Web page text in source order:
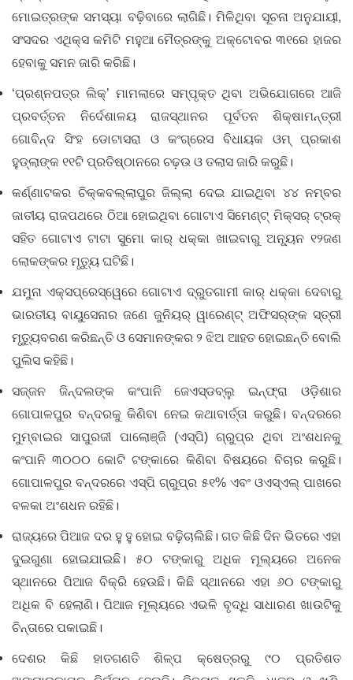
ମୋଇତ୍ରଙ୍କ ସମସ୍ୟା ବଢ଼ିବାରେ ଲାଗିଛି। ମିଳିଥିବା ସୂଚନା ଅନୁଯାୟୀ,
ସଂସଦର ଏଥିକ୍ସ କମିଟି ମହୁଆ ମୈତ୍ରଙ୍କୁ ଅକ୍ଟୋବର ୩୧ରେ ହାଜର
ହେବାକୁ ସମନ ଜାରି କରିଛି।
‘ପ୍ରଶ୍ନପତ୍ର ଲିକ୍‌’ ମାମଲାରେ ସମ୍ପୃକ୍ତ ଥିବା ଅଭିଯୋଗରେ ଆଜି
ପ୍ରବର୍ତ୍ତନ ନିର୍ଦେଶାଳୟ ରାଜସ୍ଥାନର ପୂର୍ବତନ ଶିକ୍ଷାମନ୍ତ୍ରୀ
ଗୋବିନ୍ଦ ସିଂହ ଡୋଟାସରା ଓ କଂଗ୍ରେସ ବିଧାୟକ ଓମ୍‌ ପ୍ରକାଶ
ହୁଡ୍‌ଲାଙ୍କ ୧୧ଟି ପ୍ରତିଷ୍ଠାନରେ ଚଢ଼ଉ ଓ ତଲାସ ଜାରି କରୁଛି।
କର୍ଣ୍ଣାଟକର ଚିକ୍କବଲ୍ଲାପୁର ଜିଲ୍ଲା ଦେଇ ଯାଇଥିବା ୪୪ ନମ୍ବର
ଜାତୀୟ ରାଜପଥରେ ଠିଆ ହୋଇଥିବା ଗୋଟାଏ ସିମେଣ୍ଟ୍‌ ମିକ୍ସର୍‌ ଟ୍ରକ୍‌
ସହିତ ଗୋଟାଏ ଟାଟା ସୁମୋ କାର୍‌ ଧକ୍କା ଖାଇବାରୁ ଅନ୍ୟୂନ ୧୨ଜଣ
ଲୋକଙ୍କର ମୃତ୍ୟୁ ଘଟିଛି।
ଯମୁନା ଏକ୍ସପ୍ରେସ୍‌ୱେରେ ଗୋଟାଏ ଦ୍ରୁତଗାମୀ କାର୍‌ ଧକ୍କା ଦେବାରୁ
ଭାରତୀୟ ବାୟୁସେନାର ଜଣେ ଜୁନିୟର୍‌ ୱାରେଣ୍ଟ୍‌ ଅଫିସର୍‌ଙ୍କ ସ୍ତ୍ରୀ
ମୃତ୍ୟୁବରଣ କରିଛନ୍ତି ଓ ସେମାନଙ୍କର ୨ ଝିଅ ଆହତ ହୋଇଛନ୍ତି ବୋଲି
ପୁଲିସ କହିଛି।
ସଜ୍ଜନ ଜିନ୍ଦଲଙ୍କ କଂପାନି ଜେଏସ୍‌ଡବ୍ଲୁ ଇନ୍‌ଫ୍ରା ଓଡ଼ିଶାର
ଗୋପାଳପୁର ବନ୍ଦରକୁ କିଣିବା ନେଇ କଥାବାର୍ତ୍ତା କରୁଛି। ବନ୍ଦରରେ
ମୁମ୍ବାଇର ସାପୁରଜୀ ପାଲୋଞ୍ଜି (ଏସ୍‌ପି) ଗ୍ରୁପ୍‌ର ଥିବା ଅଂଶଧନକୁ
କଂପାନି ୩୦୦୦ କୋଟି ଟଙ୍କାରେ କିଣିବା ବିଷୟରେ ବିଚାର କରୁଛି।
ଗୋପାଳପୁର ବନ୍ଦରରେ ଏସ୍‌ପି ଗ୍ରୁପ୍‌ର ୫୧% ଏବଂ ଓଏସ୍‌ଏଲ୍‌ ପାଖରେ
ବଳକା ଅଂଶଧନ ରହିଛି।
ରାଜ୍ୟରେ ପିଆଜ ଦର ହୁ ହୁ ହୋଇ ବଢ଼ିଚାଲିଛି। ଗତ କିଛି ଦିନ ଭିତରେ ଏହା
ଦୁଇଗୁଣା ହୋଇଯାଇଛି। ୫୦ ଟଙ୍କାରୁ ଅଧିକ ମୂଲ୍ୟରେ ଅନେକ
ସ୍ଥାନରେ ପିଆଜ ବିକ୍ରି ହେଉଛି। କିଛି ସ୍ଥାନରେ ଏହା ୬୦ ଟଙ୍କାରୁ
ଅଧିକ ବି ହେଲାଣି। ପିଆଜ ମୂଲ୍ୟରେ ଏଭଳି ବୃଦ୍ଧି ସାଧାରଣ ଖାଉଟିକୁ
ଚିନ୍ତାରେ ପକାଇଛି।
ଦେଶର କିଛି ହାତଗଣତି ଶିଳ୍ପ କ୍ଷେତ୍ରରୁ ୯୦ ପ୍ରତିଶତ